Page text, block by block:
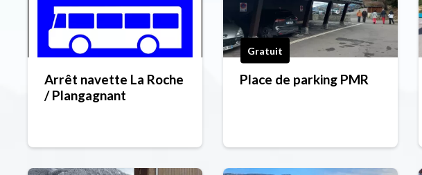
Arrêt navette La Roche
/ Plangagnant
Gratuit
Place de parking PMR